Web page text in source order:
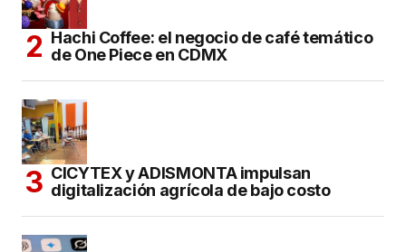
Hachi Coffee: el negocio de café temático
de One Piece en CDMX
CICYTEX y ADISMONTA impulsan
digitalización agrícola de bajo costo